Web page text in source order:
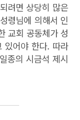
려면 상당히 많은
령님에 의해서 인
교회 공동체가 성
있어야 한다. 따라
종의 시금석 제시